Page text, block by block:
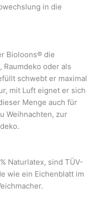
in die
Bioloons® die
oder als
schwebt er maximal
mit Luft eignet er sich
Menge auch für
Weihnachten, zur
Naturlatex, sind TÜV-
wie ein Eichenblatt im